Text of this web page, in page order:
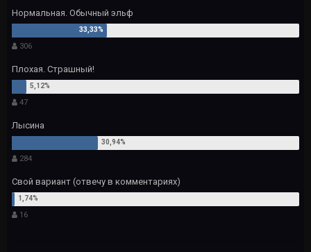
Нормальная. Обычный эльф
306
Плохая. Страшный!
47
Лысина
284
Свой вариант (отвечу в комментариях)
16